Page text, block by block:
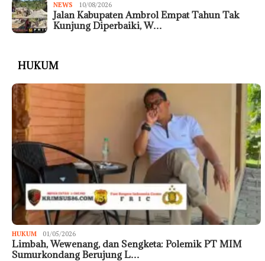
NEWS 10/08/2026
Jalan Kabupaten Ambrol Empat Tahun Tak
Kunjung Diperbaiki, W…
HUKUM
HUKUM 01/05/2026
Limbah, Wewenang, dan Sengketa: Polemik PT MIM
Sumurkondang Berujung L…